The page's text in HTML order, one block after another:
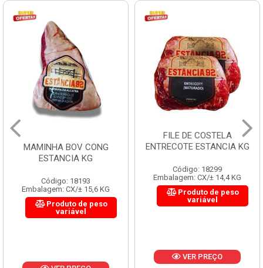
MAMINHA BOV CONG
ESTANCIA KG
Código: 18193
Embalagem: CX/± 15,6 KG
Produto de peso
variável
FILE DE COSTELA
ENTRECOTE ESTANCIA KG
Código: 18299
Embalagem: CX/± 14,4 KG
Produto de peso
variável
VER PREÇO